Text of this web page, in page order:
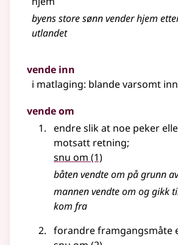
byens store sønn vender hjem
utlandet
vende inn
i matlaging: blande varsomt inn
vende om
endre slik at noe peker
motsatt retning;
snu om (1)
båten vendte om på grunn
mannen vendte om og gikk
kom fra
forandre framgangsmåte